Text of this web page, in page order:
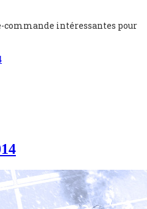
commande intéressantes pour